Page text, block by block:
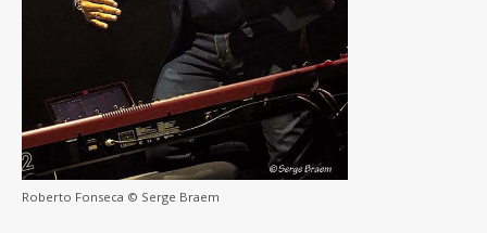
Roberto Fonseca © Serge Braem